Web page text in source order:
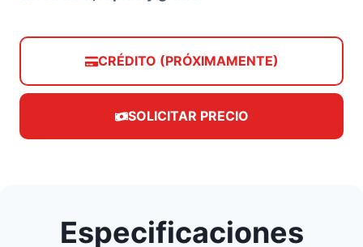
CRÉDITO (PRÓXIMAMENTE)
SOLICITAR PRECIO
Especificaciones